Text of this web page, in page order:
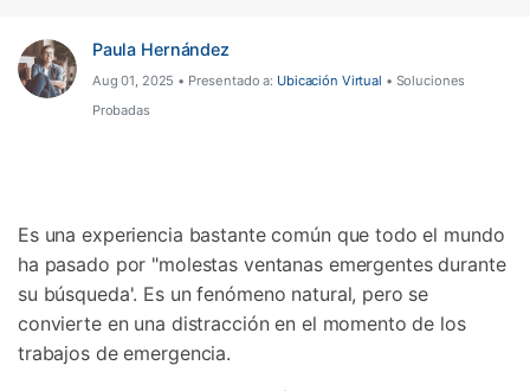
Paula Hernández
Aug 01, 2025 • Presentado a: Ubicación Virtual • Soluciones
Probadas
Es una experiencia bastante común que todo el mundo
ha pasado por "molestas ventanas emergentes durante
su búsqueda'. Es un fenómeno natural, pero se
convierte en una distracción en el momento de los
trabajos de emergencia.